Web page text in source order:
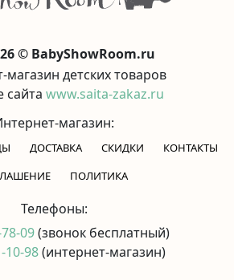
© BabyShowRoom.ru
магазин детских товаров
сайта www.saita-zakaz.ru
магазин:
ДОСТАВКА СКИДКИ
КОНТАКТЫ
ПОЛИТИКА
Телефоны:
09(звонок бесплатный)
10-98(интернет-магазин)